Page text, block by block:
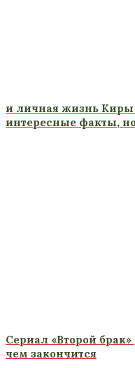
и личная жизнь
интересные факты,
Сериал «Второй
чем закончится